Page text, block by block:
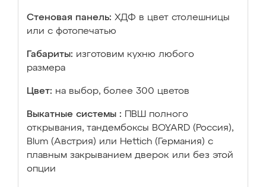
Стеновая панель: ХДФ в цвет столешницы
или с фотопечатью
Габариты: изготовим кухню любого
размера
Цвет: на выбор, более 300 цветов
Выкатные системы :
ПВШ полного
открывания, тандембоксы BOYARD (Россия),
Blum (Австрия) или Hettich (Германия) с
плавным закрыванием дверок или без этой
опции